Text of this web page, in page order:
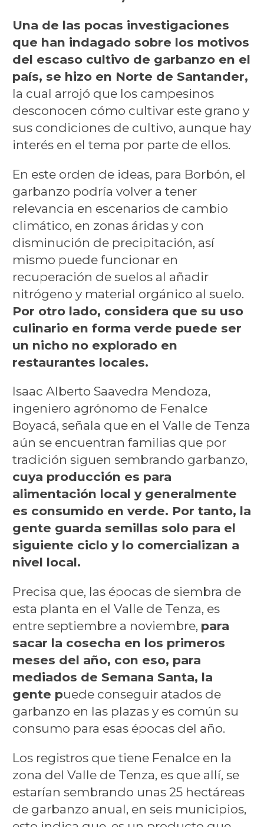
Una de las pocas investigaciones
que han indagado sobre los motivos
del escaso cultivo de garbanzo en el
país, se hizo en Norte de Santander,
la cual arrojó que los campesinos
desconocen cómo cultivar este grano y
sus condiciones de cultivo, aunque hay
interés en el tema por parte de ellos.
En este orden de ideas, para Borbón, el
garbanzo podría volver a tener
relevancia en escenarios de cambio
climático, en zonas áridas y con
disminución de precipitación, así
mismo puede funcionar en
recuperación de suelos al añadir
nitrógeno y material orgánico al suelo.
Por otro lado, considera que su uso
culinario en forma verde puede ser
un nicho no explorado en
restaurantes locales.
Isaac Alberto Saavedra Mendoza,
ingeniero agrónomo de Fenalce
Boyacá, señala que en el Valle de Tenza
aún se encuentran familias que por
tradición siguen sembrando garbanzo,
cuya producción es para
alimentación local y generalmente
es consumido en verde. Por tanto, la
gente guarda semillas solo para el
siguiente ciclo y lo comercializan a
nivel local.
Precisa que, las épocas de siembra de
esta planta en el Valle de Tenza, es
entre septiembre a noviembre, para
sacar la cosecha en los primeros
meses del año, con eso, para
mediados de Semana Santa, la
gente puede conseguir atados de
garbanzo en las plazas y es común su
consumo para esas épocas del año.
Los registros que tiene Fenalce en la
zona del Valle de Tenza, es que allí, se
estarían sembrando unas 25 hectáreas
de garbanzo anual, en seis municipios,